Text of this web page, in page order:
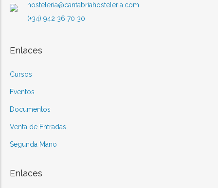
hosteleria@cantabriahosteleria.com
(+34) 942 36 70 30
Enlaces
Cursos
Eventos
Documentos
Venta de Entradas
Segunda Mano
Enlaces